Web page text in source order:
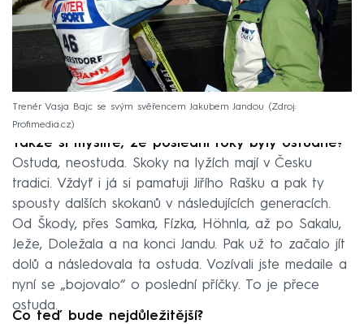
Trenér Vasja Bajc se svým svěřencem Jakubem Jandou
Zdroj:
Profimedia.cz
Takže si myslíte, že poslední roky byly ostudné?
Ostuda, neostuda. Skoky na lyžích mají v Česku
tradici. Vždyť i já si pamatuji Jiřího Rašku a pak ty
spousty dalších skokanů v následujících generacích.
Od Škody, přes Samka, Fízka, Höhnla, až po Sakalu,
Ježe, Doležala a na konci Jandu. Pak už to začalo jít
dolů a následovala ta ostuda. Vozívali jste medaile a
nyní se „bojovalo“ o poslední příčky. To je přece
ostuda.
Co teď bude nejdůležitější?